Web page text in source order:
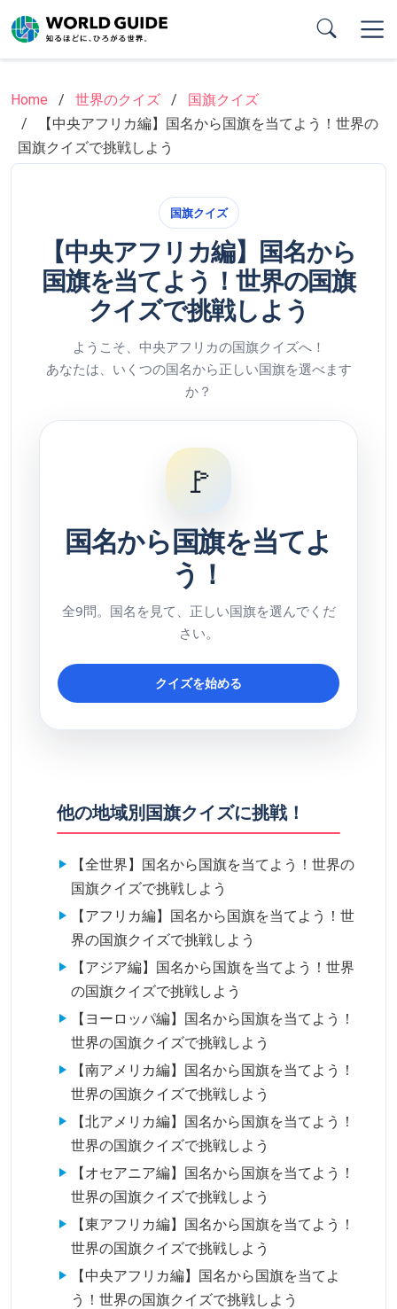
to
main
Home
世界のクイズ
国旗クイズ
【中央アフリカ編】国名から国旗を当てよう！世界の
国旗クイズで挑戦しよう
国旗クイズ
【中央アフリカ編】国名から
国旗を当てよう！世界の国旗
クイズで挑戦しよう
ようこそ、中央アフリカの国旗クイズへ！
あなたは、いくつの国名から正しい国旗を選べます
か？
🚩
国名から国旗を当てよ
う！
全9問。国名を見て、正しい国旗を選んでくだ
さい。
クイズを始める
他の地域別国旗クイズに挑戦！
【全世界】国名から国旗を当てよう！世界の
国旗クイズで挑戦しよう
【アフリカ編】国名から国旗を当てよう！世
界の国旗クイズで挑戦しよう
【アジア編】国名から国旗を当てよう！世界
の国旗クイズで挑戦しよう
【ヨーロッパ編】国名から国旗を当てよう！
世界の国旗クイズで挑戦しよう
【南アメリカ編】国名から国旗を当てよう！
世界の国旗クイズで挑戦しよう
【北アメリカ編】国名から国旗を当てよう！
世界の国旗クイズで挑戦しよう
【オセアニア編】国名から国旗を当てよう！
世界の国旗クイズで挑戦しよう
【東アフリカ編】国名から国旗を当てよう！
世界の国旗クイズで挑戦しよう
【中央アフリカ編】国名から国旗を当てよ
う！世界の国旗クイズで挑戦しよう